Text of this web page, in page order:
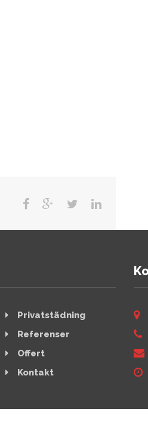
Privatstädning
Referenser
Offert
Kontakt